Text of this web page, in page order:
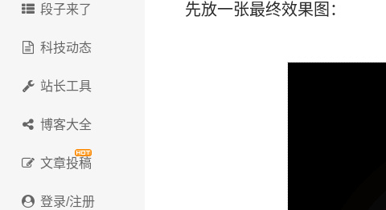
段子来了
科技动态
站长工具
博客大全
文章投稿
登录/注册
先放一张最终效果图：